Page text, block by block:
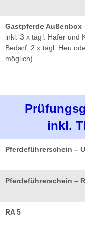
Gastpferde Außenbox
inkl. 3 x tägl. Hafer und
Bedarf, 2 x tägl. Heu
möglich)
inkl.
Pferdeführerschein –
Pferdeführerschein –
RA 5